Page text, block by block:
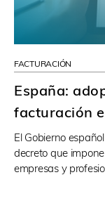
FACTURACIÓN
España:
facturación
El Gobierno
decreto que
empresas y